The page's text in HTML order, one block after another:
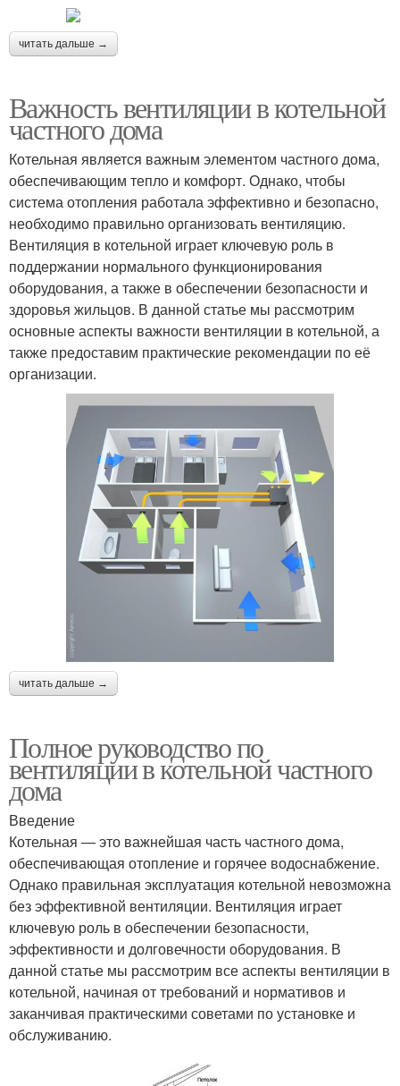
читать дальше →
Важность вентиляции в котельной
частного дома
Котельная является важным элементом частного дома,
обеспечивающим тепло и комфорт. Однако, чтобы
система отопления работала эффективно и безопасно,
необходимо правильно организовать вентиляцию.
Вентиляция в котельной играет ключевую роль в
поддержании нормального функционирования
оборудования, а также в обеспечении безопасности и
здоровья жильцов. В данной статье мы рассмотрим
основные аспекты важности вентиляции в котельной, а
также предоставим практические рекомендации по её
организации.
читать дальше →
Полное руководство по
вентиляции в котельной частного
дома
Введение
Котельная — это важнейшая часть частного дома,
обеспечивающая отопление и горячее водоснабжение.
Однако правильная эксплуатация котельной невозможна
без эффективной вентиляции. Вентиляция играет
ключевую роль в обеспечении безопасности,
эффективности и долговечности оборудования. В
данной статье мы рассмотрим все аспекты вентиляции в
котельной, начиная от требований и нормативов и
заканчивая практическими советами по установке и
обслуживанию.